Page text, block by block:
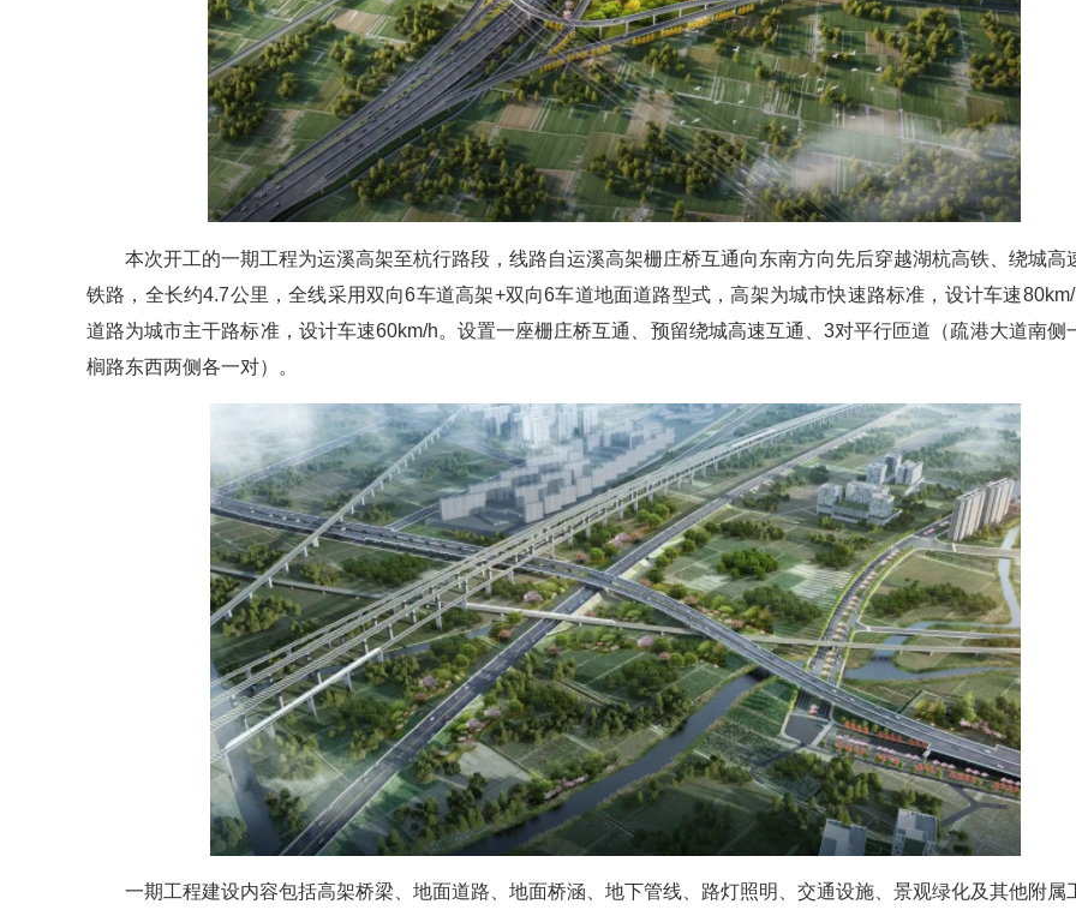
本次开工的一期工程为运溪高架至杭行路段，线路自运溪高架栅庄桥互通向东南方向先后穿越湖杭高铁、绕城高
铁路，全长约4.7公里，全线采用双向6车道高架+双向6车道地面道路型式，高架为城市快速路标准，设计车速
道路为城市主干路标准，设计车速60km/h。设置一座栅庄桥互通、预留绕城高速互通、3对平行匝道（疏港大道南侧
榈路东西两侧各一对）。
一期工程建设内容包括高架桥梁、地面道路、地面桥涵、地下管线、路灯照明、交通设施、景观绿化及其他附属